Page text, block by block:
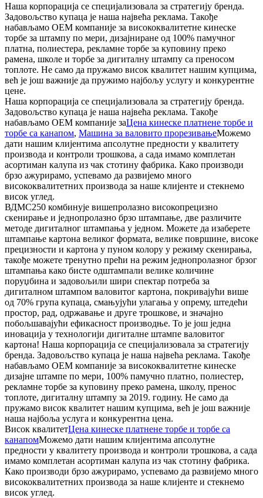
Наша корпорација се специјализовала за стратегију бренда.
Задовољство купаца је наша највећа реклама. Такође
набављамо OEM компаније за висококвалитетне кинеске
торбе за штампу по мери, дизајниране од 100% памучног
платна, полиестера, рекламне торбе за куповину преко
рамена, школе и торбе за дигиталну штампу са преносом
топлоте. Не само да пружамо висок квалитет нашим купцима,
већ је још важније да пружимо најбољу услугу и конкурентне
цене.
Наша корпорација се специјализовала за стратегију бренда.
Задовољство купаца је наша највећа реклама. Такође
набављамо OEM компаније заЦена кинеске платнене торбе и
торбе са канапом, Машина за валовито прорезивањеМожемо
дати нашим клијентима апсолутне предности у квалитету
производа и контроли трошкова, а сада имамо комплетан
асортиман калупа из чак стотину фабрика. Како производи
брзо ажурирамо, успевамо да развијемо много
висококвалитетних производа за наше клијенте и стекнемо
висок углед.
ВДМС250 комбинује вишепролазно високопрецизно
скенирање и једнопролазно брзо штампање, две различите
методе дигиталног штампања у једном. Можете да изаберете
штампање картона великог формата, велике површине, високе
прецизности и картона у пуном колору у режиму скенирања,
такође можете тренутно прећи на режим једнопролазног брзог
штампања како бисте одштампали велике количине
поруџбина и задовољили шири спектар потреба за
дигиталном штампом валовитог картона, покривајући више
од 70% група купаца, смањујући улагања у опрему, штедећи
простор, рад, одржавање и друге трошкове, и значајно
побољшавајући ефикасност производње. То је још једна
иновација у технологији дигиталне штампе валовитог
картона! Наша корпорација се специјализовала за стратегију
бренда. Задовољство купаца је наша највећа реклама. Такође
набављамо ОЕМ компаније за висококвалитетне кинеске
дизајне штампе по мери, 100% памучно платно, полиестер,
рекламне торбе за куповину преко рамена, школу, пренос
топлоте, дигиталну штампу за 2019. годину. Не само да
пружамо висок квалитет нашим купцима, већ је још важније
наша најбоља услуга и конкурентна цена.
Висок квалитетЦена кинеске платнене торбе и торбе са
канапомМожемо дати нашим клијентима апсолутне
предности у квалитету производа и контроли трошкова, а сада
имамо комплетан асортиман калупа из чак стотину фабрика.
Како производи брзо ажурирамо, успевамо да развијемо много
висококвалитетних производа за наше клијенте и стекнемо
висок углед.